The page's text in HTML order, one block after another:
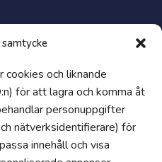
cookies och liknande
för att lagra och komma åt
personuppgifter
nätverksidentifierare) för
innehåll och visa